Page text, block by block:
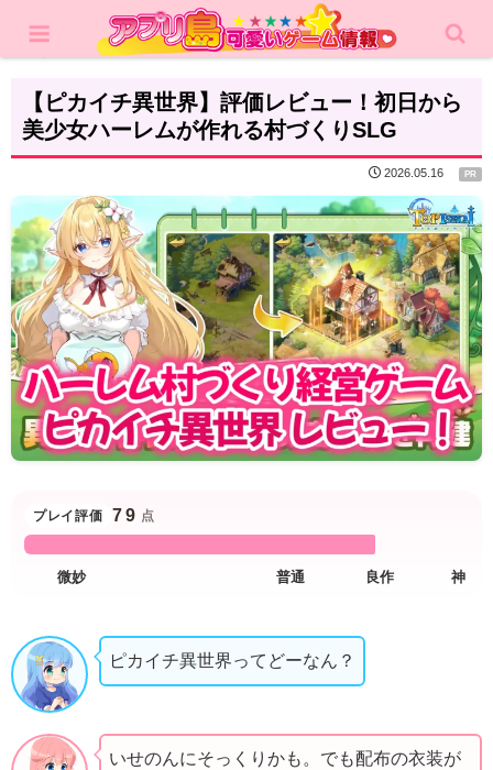
レビュー シミュレーション
【ピカイチ異世界】評価レビュー！初日から
美少女ハーレムが作れる村づくりSLG
2026.05.16
プレイ評価 79 点
ピカイチ異世界ってどーなん？
いせのんにそっくりかも。でも配布の衣装が